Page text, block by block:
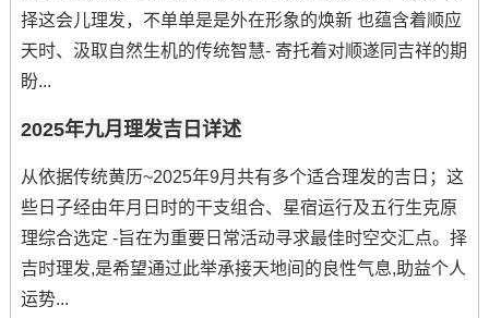
择这会儿理发，不单单是是外在形象的焕新 也蕴含着顺应
天时、汲取自然生机的传统智慧- 寄托着对顺遂同吉祥的期
盼...
2025年九月理发吉日详述
从依据传统黄历~2025年9月共有多个适合理发的吉日；这
些日子经由年月日时的干支组合、星宿运行及五行生克原
理综合选定 -旨在为重要日常活动寻求最佳时空交汇点。择
吉时理发,是希望通过此举承接天地间的良性气息,助益个人
运势...